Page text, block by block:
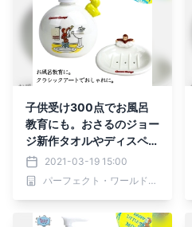
子供受け300点でお風呂
教育にも。おさるのジョー
ジ新作タオルやディスペン
サー2021-03-19 15:00
パーフェクト・ワールド株式会社